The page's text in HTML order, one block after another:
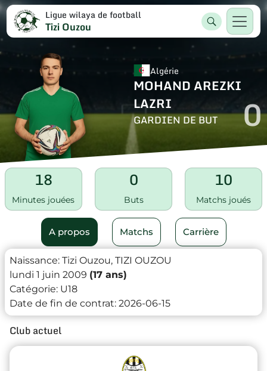
Ligue wilaya de football
Tizi Ouzou
Algérie
MOHAND AREZKI
LAZRI
GARDIEN DE BUT 0
18
Minutes jouées
0
Buts
10
Matchs joués
A propos Matchs Carrière
Naissance: Tizi Ouzou, TIZI OUZOU
lundi 1 juin 2009 (17 ans)
Catégorie: U18
Date de fin de contrat: 2026-06-15
Club actuel